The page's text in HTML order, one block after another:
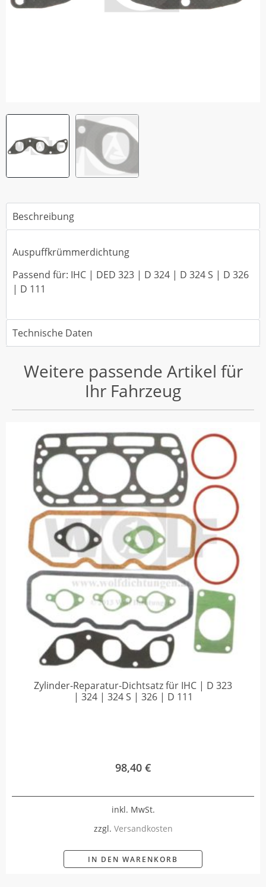
Beschreibung
Auspuffkrümmerdichtung
Passend für: IHC | DED 323 | D 324 | D 324 S | D 326
| D 111
Technische Daten
Weitere passende Artikel für
Ihr Fahrzeug
Zylinder-Reparatur-Dichtsatz für IHC | D 323
| 324 | 324 S | 326 | D 111
98,40 €
inkl. MwSt.
zzgl. Versandkosten
IN DEN WARENKORB